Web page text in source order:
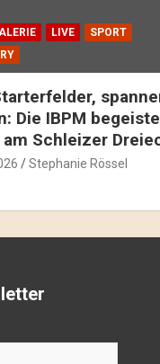
LIVE
SPORT
Die IBPM
Schleizer
Stephanie Rössel